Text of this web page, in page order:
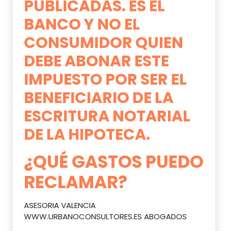
PUBLICADAS. ES EL
BANCO Y NO EL
CONSUMIDOR QUIEN
DEBE ABONAR ESTE
IMPUESTO POR SER EL
BENEFICIARIO DE LA
ESCRITURA NOTARIAL
DE LA HIPOTECA.
¿QUÉ GASTOS PUEDO
RECLAMAR?
ASESORIA VALENCIA
WWW.URBANOCONSULTORES.ES ABOGADOS